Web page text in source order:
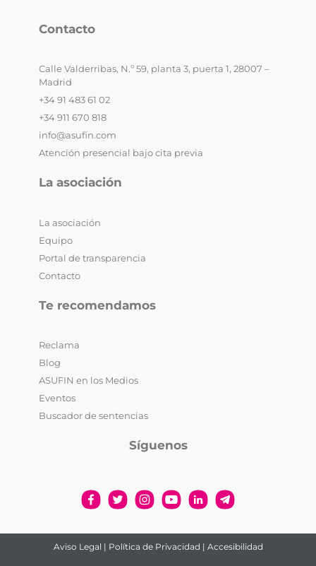
Contacto
Calle Valderribas, N.º 59, planta 3, puerta 1, 28007 –
Madrid
+34 91 483 61 02
+34 911 670 818
info@asufin.com
Atención presencial bajo cita previa
La asociación
La asociación
Equipo
Portal de transparencia
Contacto
Te recomendamos
Reclama
Blog
ASUFIN en los Medios
Eventos
Buscador de sentencias
Síguenos
Aviso Legal | Política de Privacidad | Accesibilidad